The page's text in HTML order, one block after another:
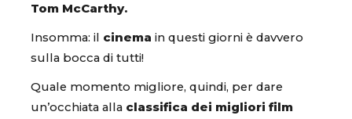
Tom McCarthy.
Insomma: il cinema in questi giorni è davvero
sulla bocca di tutti!
Quale momento migliore, quindi, per dare
un’occhiata alla classifica dei migliori film